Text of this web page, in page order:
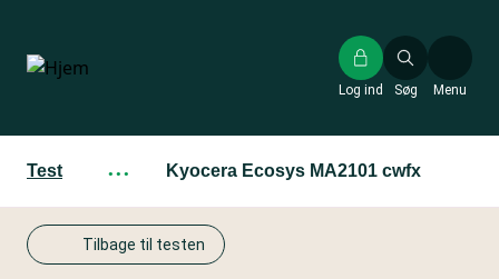
hovedindhold
Søg
Log ind Menu
Test ··· Kyocera Ecosys MA2101 cwfx
Tilbage til testen